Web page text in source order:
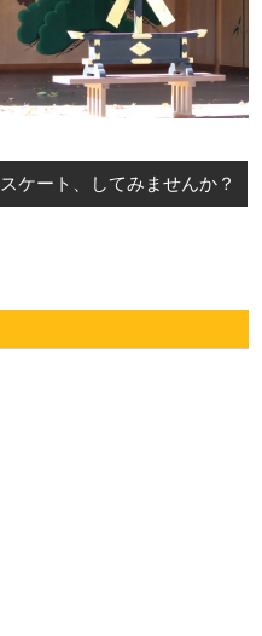
スケート、してみませんか？